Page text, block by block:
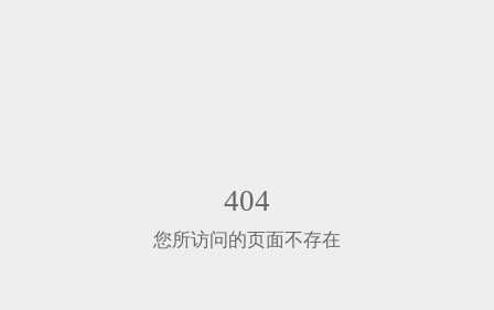
404
您所访问的页面不存在